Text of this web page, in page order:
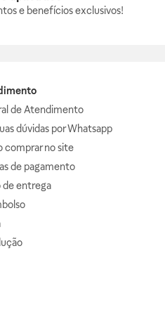
e benefícios exclusivos!
de Atendimento
dúvidas por Whatsapp
comprar no site
de pagamento
de entrega